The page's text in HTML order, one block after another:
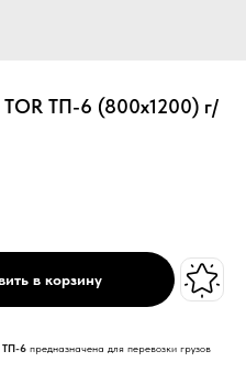
ТП-6 (800х1200) г/
в корзину
ТП-6 предназначена для перевозки грузов